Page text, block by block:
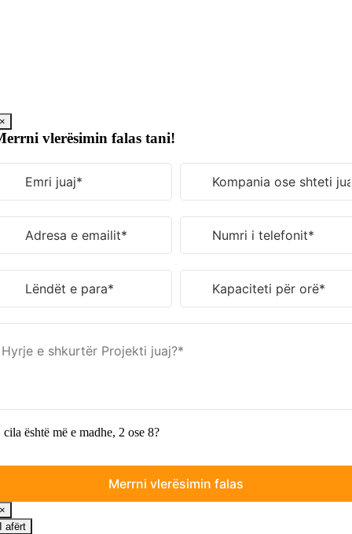
×
vlerësimin falas tani!
cila është më e madhe, 2 ose 8?
×
I afërt